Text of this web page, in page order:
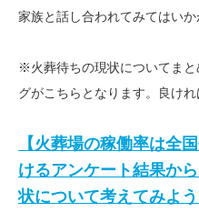
家族と話し合われてみてはいか
※火葬待ちの現状についてま
グがこちらとなります。良けれ
【火葬場の稼働率は全
けるアンケート結果か
状について考えてみよ